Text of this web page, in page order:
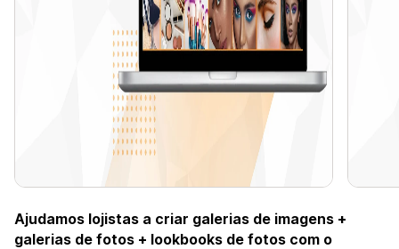
Ajudamos lojistas a criar galerias de imagens +
galerias de fotos + lookbooks de fotos com o